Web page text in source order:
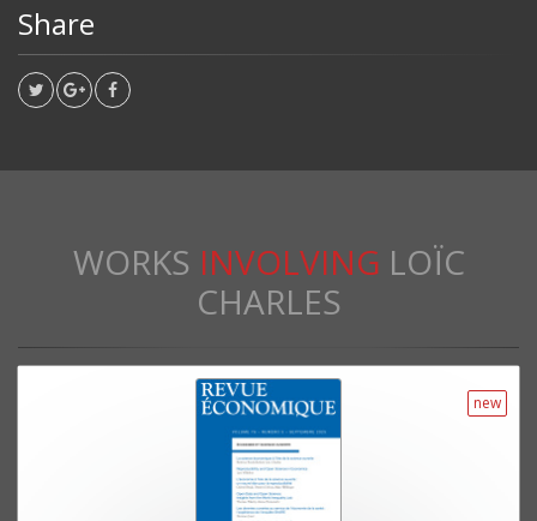
Share
WORKS INVOLVING LOÏC
CHARLES
new